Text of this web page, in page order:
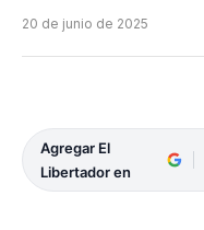
20 de junio de 2025
Agregar El
Libertador en